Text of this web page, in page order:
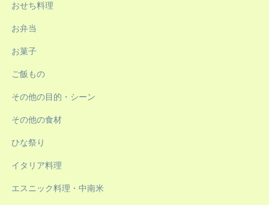
おせち料理
お弁当
お菓子
ご飯もの
その他の目的・シーン
その他の食材
ひな祭り
イタリア料理
エスニック料理・中南米